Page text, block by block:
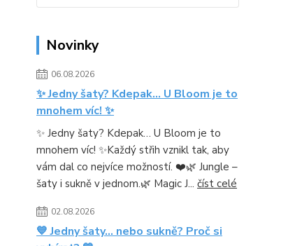
Novinky
06.08.2026
✨ Jedny šaty? Kdepak… U Bloom je to
mnohem víc! ✨
✨ Jedny šaty? Kdepak… U Bloom je to
mnohem víc! ✨Každý střih vznikl tak, aby
vám dal co nejvíce možností. ❤️🌿 Jungle –
šaty i sukně v jednom.🌿 Magic J... číst celé
02.08.2026
💙 Jedny šaty… nebo sukně? Proč si